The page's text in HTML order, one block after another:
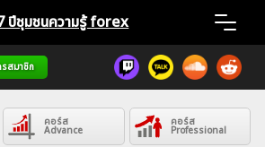
ปีชุมชนความรู้ forex
สมาชิก
คอร์ส
Advance
คอร์ส
Professional